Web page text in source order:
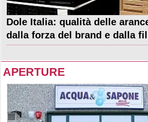
Dole Italia: qualità delle
dalla forza del brand e dalla
APERTURE